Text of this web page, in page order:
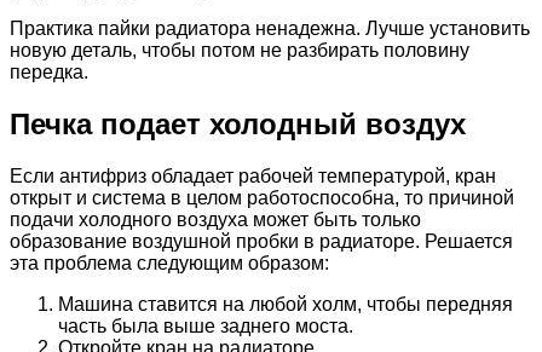
Практика пайки радиатора ненадежна. Лучше установить
новую деталь, чтобы потом не разбирать половину
передка.
Печка подает холодный воздух
Если антифриз обладает рабочей температурой, кран
открыт и система в целом работоспособна, то причиной
подачи холодного воздуха может быть только
образование воздушной пробки в радиаторе. Решается
эта проблема следующим образом:
Машина ставится на любой холм, чтобы передняя
часть была выше заднего моста.